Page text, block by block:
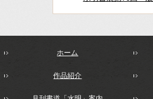
ホーム
作品紹介